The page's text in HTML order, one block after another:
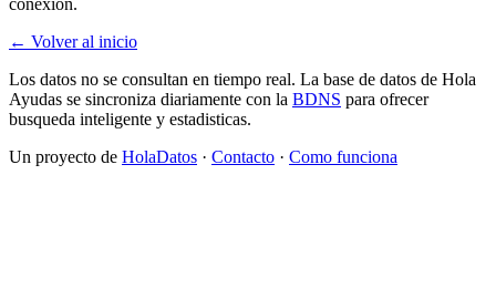
← Volver al inicio
Los datos no se consultan en tiempo real. La base de datos de Hola
Ayudas se sincroniza diariamente con la BDNS para ofrecer
busqueda inteligente y estadisticas.
Un proyecto de HolaDatos · Contacto · Como funciona